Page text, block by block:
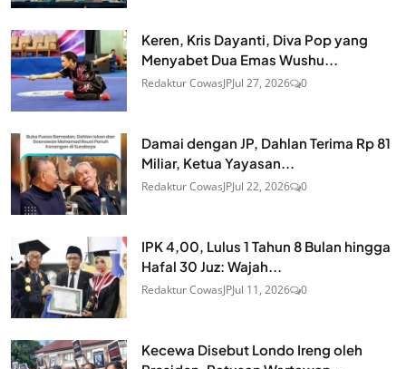
Keren, Kris Dayanti, Diva Pop yang
Menyabet Dua Emas Wushu...
Redaktur CowasJPJul 27, 2026 0
Damai dengan JP, Dahlan Terima Rp 81
Miliar, Ketua Yayasan...
Redaktur CowasJPJul 22, 2026 0
IPK 4,00, Lulus 1 Tahun 8 Bulan hingga
Hafal 30 Juz: Wajah...
Redaktur CowasJPJul 11, 2026 0
Kecewa Disebut Londo Ireng oleh